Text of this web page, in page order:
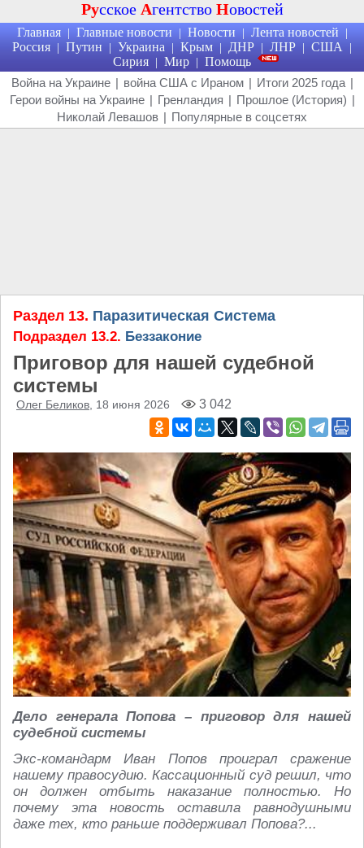
Русское Агентство Новостей
Главная | Главные новости | Новости | Лента новостей |
Россия | Путин | Украина | Крым | ДНР | ЛНР | США |
Сирия | Мир | Помощь
Война на Украине | война США с Ираном | Итоги 2025 года |
Герои войны на Украине | Гренландия | Прошлое (История) |
Николай Левашов | Популярные в соцсетях
Раздел 13. Паразитическая Система
Подраздел 13.2. Беззаконие
Приговор для нашей судебной
системы
Олег Беликов , 18 июня 2026 3 042
Дело генерала Попова – приговор для нашей
судебной системы
Экс-командарм Иван Попов проиграл сражение
нашему правосудию. Кассационный суд решил, что
он должен отбыть наказание полностью. Но
почему эта новость оставила равнодушными
даже тех, кто раньше поддерживал Попова?...